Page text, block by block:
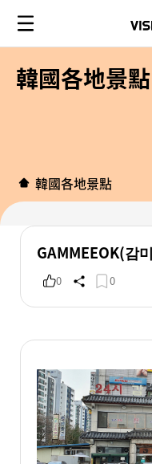
韓國各地景點
韓國各地景點
GAMMEEOK(감
0 0